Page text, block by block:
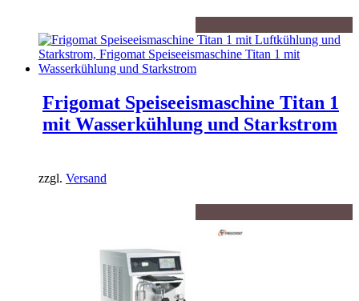
Frigomat Speiseeismaschine Titan 1
mit Wasserkühlung und Starkstrom
zzgl. Versand